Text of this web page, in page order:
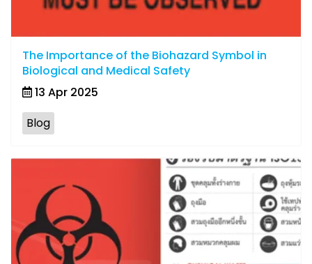
The Importance of the Biohazard Symbol in
Biological and Medical Safety
13 Apr 2025
Blog